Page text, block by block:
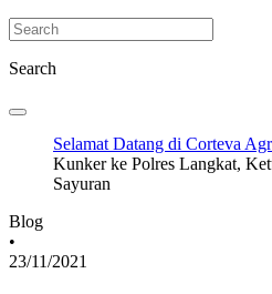
Search
Selamat Datang di Corteva
Kunker ke Polres Langkat,
Sayuran
Blog
•
23/11/2021